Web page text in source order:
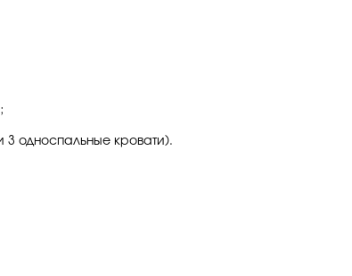
3 односпальные кровати).